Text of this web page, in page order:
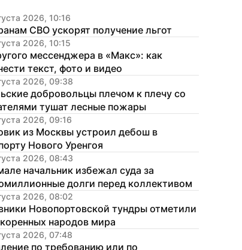
2026, 10:16
СВО ускорят получение льгот
2026, 10:15
мессенджера в «Макс»: как
текст, фото и видео
2026, 09:38
добровольцы плечом к плечу со
тушат лесные пожары
2026, 09:16
из Москвы устроил дебош в
Нового Уренгоя
2026, 08:43
начальник избежал суда за
долги перед коллективом
2026, 08:02
Новопортовской тундры отметили
народов мира
2026, 07:48
по требованию или по